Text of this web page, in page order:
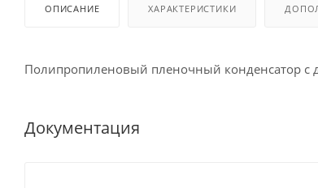
ОПИСАНИЕ ХАРАКТЕРИСТИКИ
Полипропиленовый пленочный конденсатор с
Документация